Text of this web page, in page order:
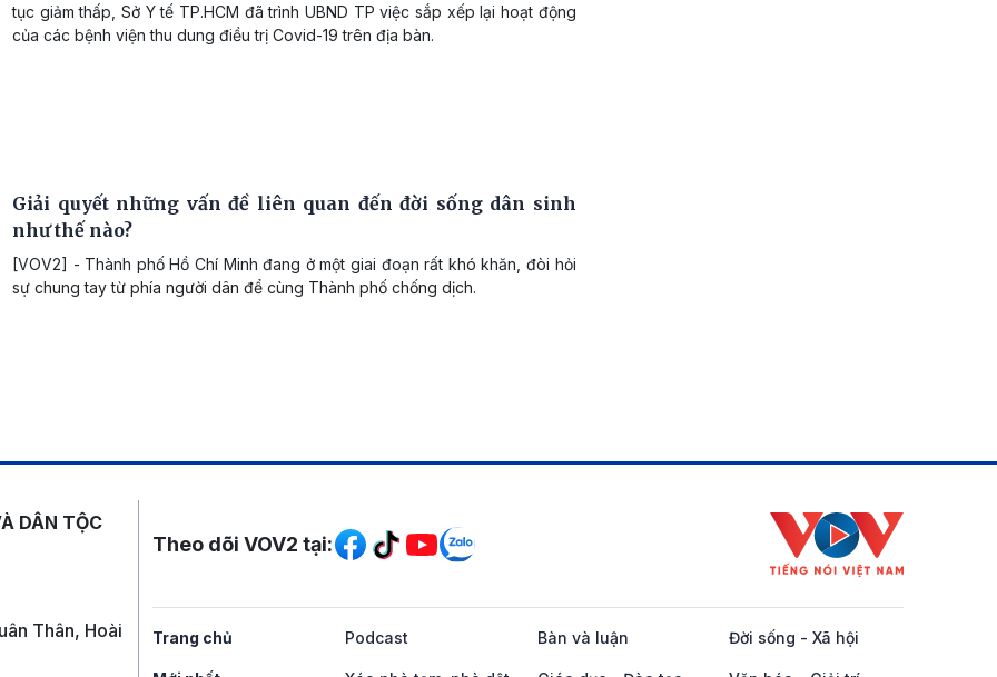
tục giảm thấp, Sở Y tế TP.HCM đã trình UBND TP việc sắp xếp lại hoạt động
của các bệnh viện thu dung điều trị Covid-19 trên địa bàn.
Giải quyết những vấn đề liên quan đến đời sống dân sinh
như thế nào?
[VOV2] - Thành phố Hồ Chí Minh đang ở một giai đoạn rất khó khăn, đòi hỏi
sự chung tay từ phía người dân để cùng Thành phố chống dịch.
DÂN TỘC
Thân, Hoài
Mạng xã hội
Theo dõi VOV2 tại:
Trang chủ Podcast Bàn và luận Đời sống - Xã hội